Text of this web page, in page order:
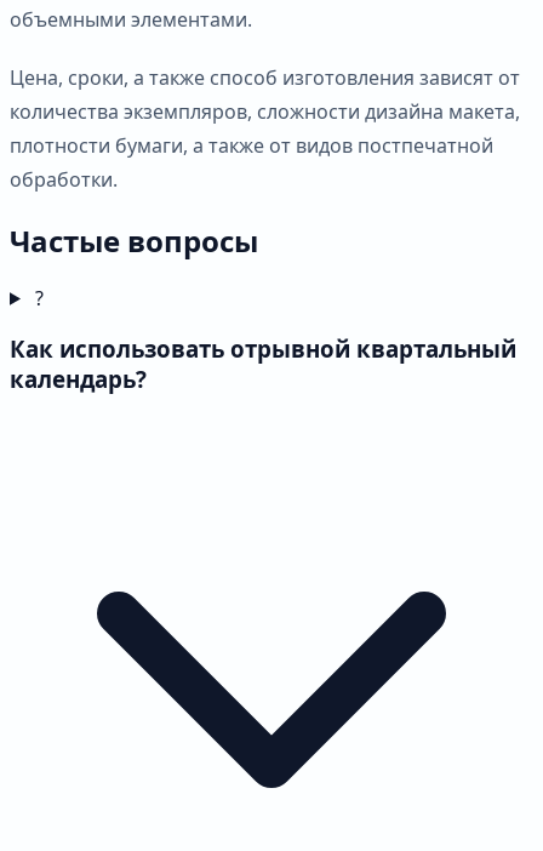
объемными элементами.
Цена, сроки, а также способ изготовления зависят от
количества экземпляров, сложности дизайна макета,
плотности бумаги, а также от видов постпечатной
обработки.
Частые вопросы
?
Как использовать отрывной квартальный
календарь?